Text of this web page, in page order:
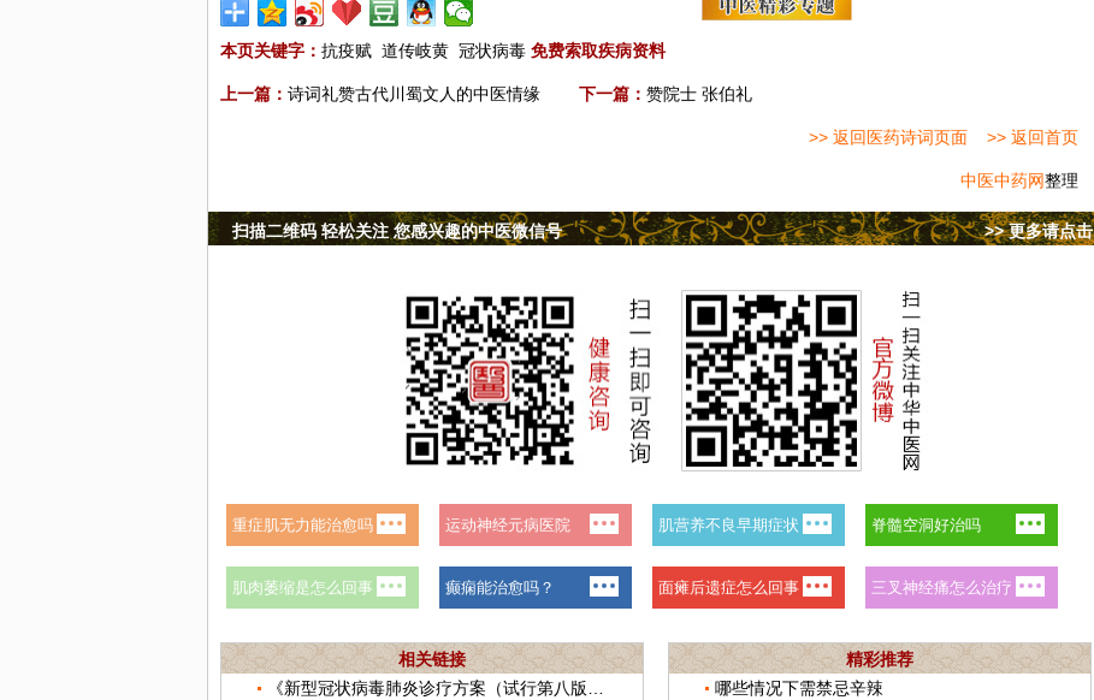
本页关键字： 抗疫赋 道传岐黄 冠状病毒 免费索取疾病资料
上一篇： 诗词礼赞古代川蜀文人的中医情缘 下一篇： 赞院士 张伯礼
>> 返回医药诗词页面 >> 返回首页
中医中药网整理
>> 更多请点击
扫描二维码 轻松关注 您感兴趣的中医微信号
相关链接
精彩推荐
哪些情况下需禁忌辛辣